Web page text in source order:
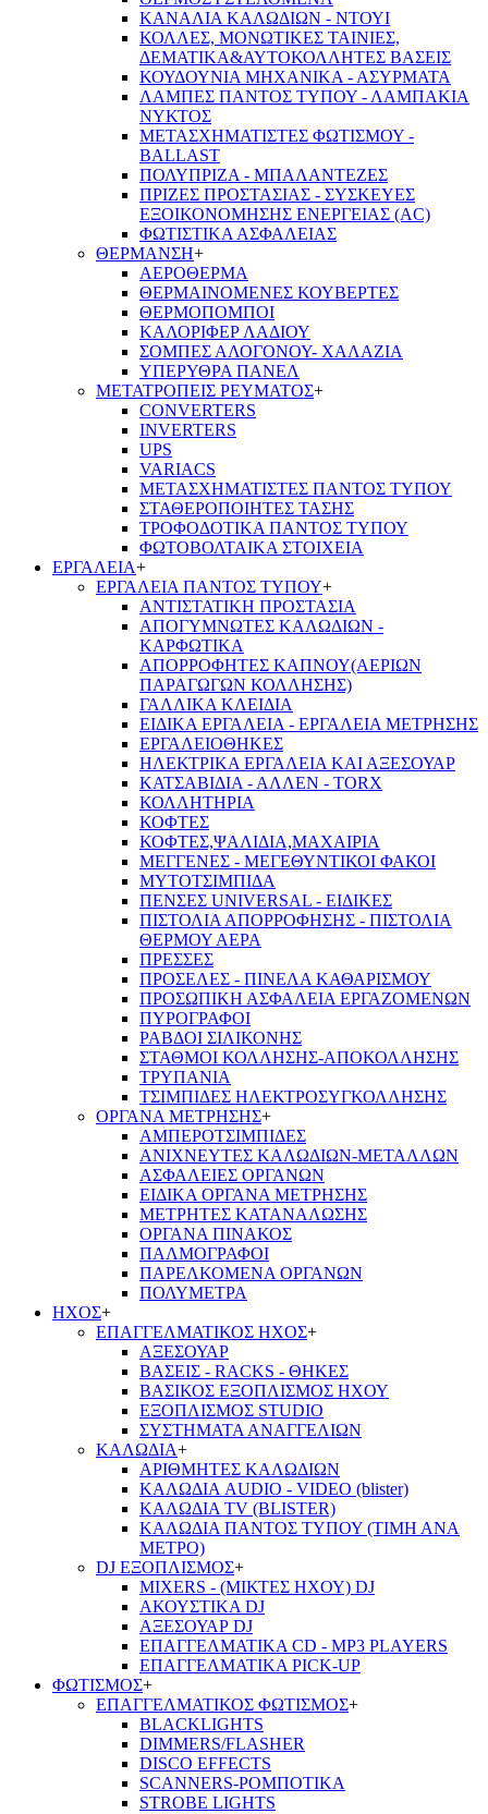
ΚΑΝΑΛΙΑ ΚΑΛΩΔΙΩΝ - ΝΤΟΥΙ
ΚΟΛΛΕΣ, ΜΟΝΩΤΙΚΕΣ ΤΑΙΝΙΕΣ,
ΔΕΜΑΤΙΚΑ&ΑΥΤΟΚΟΛΛΗΤΕΣ ΒΑΣΕΙΣ
ΚΟΥΔΟΥΝΙΑ ΜΗΧΑΝΙΚΑ - ΑΣΥΡΜΑΤΑ
ΛΑΜΠΕΣ ΠΑΝΤΟΣ ΤΥΠΟΥ - ΛΑΜΠΑΚΙΑ
ΝΥΚΤΟΣ
ΜΕΤΑΣΧΗΜΑΤΙΣΤΕΣ ΦΩΤΙΣΜΟΥ -
BALLAST
ΠΟΛΥΠΡΙΖΑ - ΜΠΑΛΑΝΤΕΖΕΣ
ΠΡΙΖΕΣ ΠΡΟΣΤΑΣΙΑΣ - ΣΥΣΚΕΥΕΣ
ΕΞΟΙΚΟΝΟΜΗΣΗΣ ΕΝΕΡΓΕΙΑΣ (AC)
ΦΩΤΙΣΤΙΚΑ ΑΣΦΑΛΕΙΑΣ
ΘΕΡΜΑΝΣΗ+
ΑΕΡΟΘΕΡΜΑ
ΘΕΡΜΑΙΝΟΜΕΝΕΣ ΚΟΥΒΕΡΤΕΣ
ΘΕΡΜΟΠΟΜΠΟΙ
ΚΑΛΟΡΙΦΕΡ ΛΑΔΙΟΥ
ΣΟΜΠΕΣ ΑΛΟΓΟΝΟΥ- ΧΑΛΑΖΙΑ
ΥΠΕΡΥΘΡΑ ΠΑΝΕΛ
ΜΕΤΑΤΡΟΠΕΙΣ ΡΕΥΜΑΤΟΣ+
CONVERTERS
INVERTERS
UPS
VARIACS
ΜΕΤΑΣΧΗΜΑΤΙΣΤΕΣ ΠΑΝΤΟΣ ΤΥΠΟΥ
ΣΤΑΘΕΡΟΠΟΙΗΤΕΣ ΤΑΣΗΣ
ΤΡΟΦΟΔΟΤΙΚΑ ΠΑΝΤΟΣ ΤΥΠΟΥ
ΦΩΤΟΒΟΛΤΑΙΚΑ ΣΤΟΙΧΕΙΑ
ΕΡΓΑΛΕΙΑ+
ΕΡΓΑΛΕΙΑ ΠΑΝΤΟΣ ΤΥΠΟΥ+
ΑΝΤΙΣΤΑΤΙΚΗ ΠΡΟΣΤΑΣΙΑ
ΑΠΟΓΥΜΝΩΤΕΣ ΚΑΛΩΔΙΩΝ -
ΚΑΡΦΩΤΙΚΑ
ΑΠΟΡΡΟΦΗΤΕΣ ΚΑΠΝΟΥ(ΑΕΡΙΩΝ
ΠΑΡΑΓΩΓΩΝ ΚΟΛΛΗΣΗΣ)
ΓΑΛΛΙΚΑ ΚΛΕΙΔΙΑ
ΕΙΔΙΚΑ ΕΡΓΑΛΕΙΑ - ΕΡΓΑΛΕΙΑ ΜΕΤΡΗΣΗΣ
ΕΡΓΑΛΕΙΟΘΗΚΕΣ
ΗΛΕΚΤΡΙΚΑ ΕΡΓΑΛΕΙΑ ΚΑΙ ΑΞΕΣΟΥΑΡ
ΚΑΤΣΑΒΙΔΙΑ - ΑΛΛΕΝ - TORX
ΚΟΛΛΗΤΗΡΙΑ
ΚΟΦΤΕΣ
ΚΟΦΤΕΣ,ΨΑΛΙΔΙΑ,ΜΑΧΑΙΡΙΑ
ΜΕΓΓΕΝΕΣ - ΜΕΓΕΘΥΝΤΙΚΟΙ ΦΑΚΟΙ
ΜΥΤΟΤΣΙΜΠΙΔΑ
ΠΕΝΣΕΣ UNIVERSAL - ΕΙΔΙΚΕΣ
ΠΙΣΤΟΛΙΑ ΑΠΟΡΡΟΦΗΣΗΣ - ΠΙΣΤΟΛΙΑ
ΘΕΡΜΟΥ ΑΕΡΑ
ΠΡΕΣΣΕΣ
ΠΡΟΣΕΛΕΣ - ΠΙΝΕΛΑ ΚΑΘΑΡΙΣΜΟΥ
ΠΡΟΣΩΠΙΚΗ ΑΣΦΑΛΕΙΑ ΕΡΓΑΖΟΜΕΝΩΝ
ΠΥΡΟΓΡΑΦΟΙ
ΡΑΒΔΟΙ ΣΙΛΙΚΟΝΗΣ
ΣΤΑΘΜΟΙ ΚΟΛΛΗΣΗΣ-ΑΠΟΚΟΛΛΗΣΗΣ
ΤΡΥΠΑΝΙΑ
ΤΣΙΜΠΙΔΕΣ ΗΛΕΚΤΡΟΣΥΓΚΟΛΛΗΣΗΣ
ΟΡΓΑΝΑ ΜΕΤΡΗΣΗΣ+
ΑΜΠΕΡΟΤΣΙΜΠΙΔΕΣ
ΑΝΙΧΝΕΥΤΕΣ ΚΑΛΩΔΙΩΝ-ΜΕΤΑΛΛΩΝ
ΑΣΦΑΛΕΙΕΣ ΟΡΓΑΝΩΝ
ΕΙΔΙΚΑ ΟΡΓΑΝΑ ΜΕΤΡΗΣΗΣ
ΜΕΤΡΗΤΕΣ ΚΑΤΑΝΑΛΩΣΗΣ
ΟΡΓΑΝΑ ΠΙΝΑΚΟΣ
ΠΑΛΜΟΓΡΑΦΟΙ
ΠΑΡΕΛΚΟΜΕΝΑ ΟΡΓΑΝΩΝ
ΠΟΛΥΜΕΤΡΑ
ΗΧΟΣ+
ΕΠΑΓΓΕΛΜΑΤΙΚΟΣ ΗΧΟΣ+
ΑΞΕΣΟΥΑΡ
ΒΑΣΕΙΣ - RACKS - ΘΗΚΕΣ
ΒΑΣΙΚΟΣ ΕΞΟΠΛΙΣΜΟΣ ΗΧΟΥ
ΕΞΟΠΛΙΣΜΟΣ STUDIO
ΣΥΣΤΗΜΑΤΑ ΑΝΑΓΓΕΛΙΩΝ
ΚΑΛΩΔΙΑ+
ΑΡΙΘΜΗΤΕΣ ΚΑΛΩΔΙΩΝ
ΚΑΛΩΔΙΑ AUDIO - VIDEO (blister)
ΚΑΛΩΔΙΑ TV (BLISTER)
ΚΑΛΩΔΙΑ ΠΑΝΤΟΣ ΤΥΠΟΥ (ΤΙΜΗ ΑΝΑ
ΜΕΤΡΟ)
DJ ΕΞΟΠΛΙΣΜΟΣ+
MIXERS - (ΜΙΚΤΕΣ ΗΧΟΥ) DJ
ΑΚΟΥΣΤΙΚΑ DJ
ΑΞΕΣΟΥΑΡ DJ
ΕΠΑΓΓΕΛΜΑΤΙΚΑ CD - ΜΡ3 PLAYERS
ΕΠΑΓΓΕΛΜΑΤΙΚΑ PICK-UP
ΦΩΤΙΣΜΟΣ+
ΕΠΑΓΓΕΛΜΑΤΙΚΟΣ ΦΩΤΙΣΜΟΣ+
BLACKLIGHTS
DIMMERS/FLASHER
DISCO EFFECTS
SCANNERS-ΡΟΜΠΟΤΙΚΑ
STROBE LIGHTS